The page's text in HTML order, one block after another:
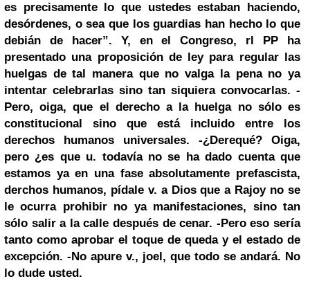
es precisamente lo que ustedes estaban haciendo,
desórdenes, o sea que los guardias han hecho lo que
debián de hacer”. Y, en el Congreso, rl PP ha
presentado una proposición de ley para regular las
huelgas de tal manera que no valga la pena no ya
intentar celebrarlas sino tan siquiera convocarlas. -
Pero, oiga, que el derecho a la huelga no sólo es
constitucional sino que está incluido entre los
derechos humanos universales. -¿Derequé? Oiga,
pero ¿es que u. todavía no se ha dado cuenta que
estamos ya en una fase absolutamente prefascista,
derchos humanos, pídale v. a Diosque a Rajoyno se
le ocurra prohibir no ya manifestaciones, sino tan
sólo salir a la calle después de cenar. -Pero eso sería
tanto como aprobar el toque de queda y el estado de
excepción. -No apure v., joel, que todo se andará. No
lo dude usted.